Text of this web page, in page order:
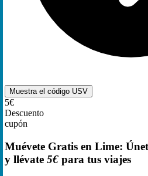
Muestra el código USV
5€
Descuento
cupón
Muévete Gratis en Lime:
y llévate 5€ para tus viajes